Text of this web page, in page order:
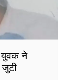
युवक ने